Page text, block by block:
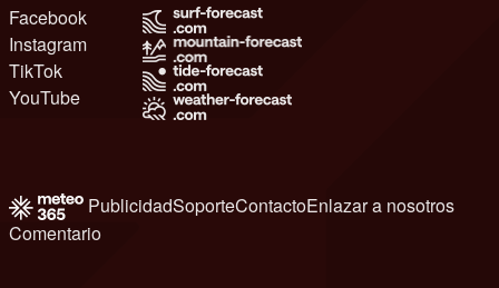
Facebook
Instagram
TikTok
YouTube
PublicidadSoporteContactoEnlazar a nosotros
Comentario